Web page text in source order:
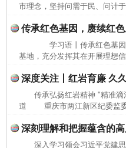
市理念，坚持问需于民、问计
传承红色基因，赓续红
学习语丨传承红色基因
基地，充分发挥其在开展理想
深度关注丨红岩育廉 久
传承弘扬红岩精神 "精准
道 重庆市两江新区纪委监委
深刻理解和把握蕴含的
深入学习领会习近平党
东山县通报“牛蛙产品抗